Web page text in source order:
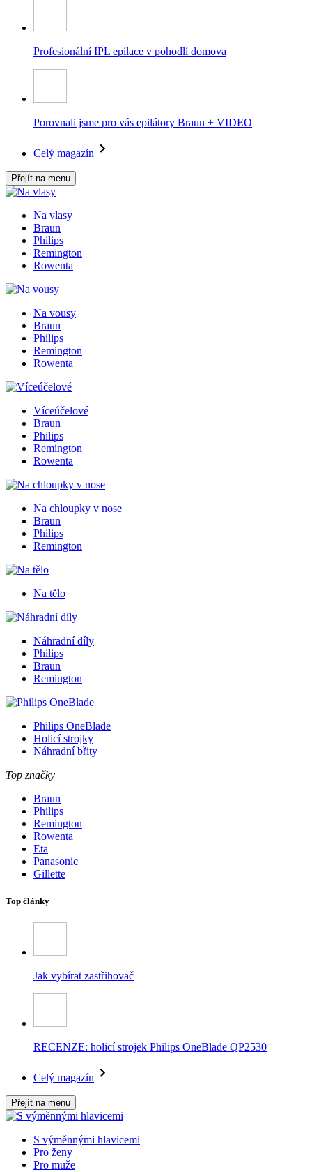
Profesionální IPL epilace v pohodlí domova
Porovnali jsme pro vás epilátory Braun + VIDEO
Celý magazín
Přejít na menu
Na vlasy
Braun
Philips
Remington
Rowenta
Na vousy
Braun
Philips
Remington
Rowenta
Víceúčelové
Braun
Philips
Remington
Rowenta
Na chloupky v nose
Braun
Philips
Remington
Na tělo
Náhradní díly
Philips
Braun
Remington
Philips OneBlade
Holicí strojky
Náhradní břity
Top značky
Braun
Philips
Remington
Rowenta
Eta
Panasonic
Gillette
Top články
Jak vybírat zastřihovač
RECENZE: holicí strojek Philips OneBlade QP2530
Celý magazín
Přejít na menu
S výměnnými hlavicemi
Pro ženy
Pro muže